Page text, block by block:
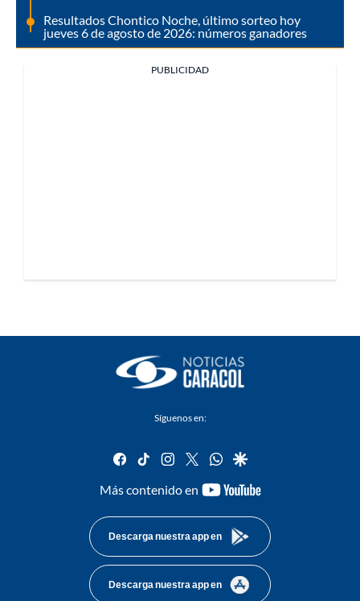
Resultados Chontico Noche, último sorteo hoy
jueves 6 de agosto de 2026: números ganadores
PUBLICIDAD
Síguenos en:
facebook
tiktok instagram
twitterwhatsapp
google
Más contenido en
youtube-
Descarga nuestra app en
Descarga nuestra app en